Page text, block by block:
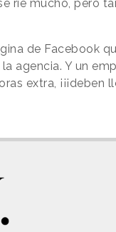
ríe mucho, pero
de Facebook
la agencia. Y un
extra, ¡¡¡deben